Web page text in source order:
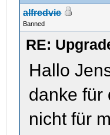
alfredvie
Banned
RE:
Hallo
danke für
nicht für